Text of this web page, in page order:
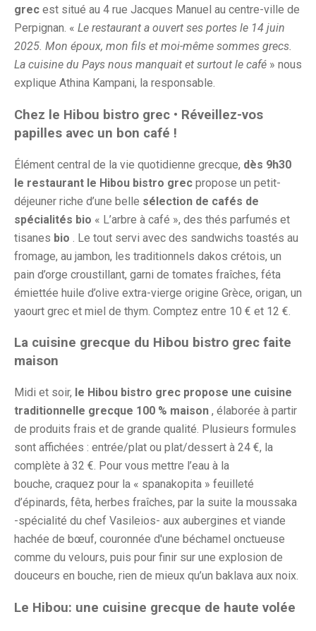
grec est situé au 4 rue Jacques Manuel au centre-ville de
Perpignan. « Le restaurant a ouvert ses portes le 14 juin
2025. Mon époux, mon fils et moi-même sommes grecs.
La cuisine du Pays nous manquait et surtout le café » nous
explique Athina Kampani, la responsable.
Chez le Hibou bistro grec • Réveillez-vos
papilles avec un bon café !
Élément central de la vie quotidienne grecque, dès 9h30
le restaurant le Hibou bistro grec propose un petit-
déjeuner riche d’une belle sélection de cafés de
spécialités bio « L’arbre à café », des thés parfumés et
tisanes bio . Le tout servi avec des sandwichs toastés au
fromage, au jambon, les traditionnels dakos crétois, un
pain d’orge croustillant, garni de tomates fraîches, féta
émiettée huile d’olive extra-vierge origine Grèce, origan, un
yaourt grec et miel de thym. Comptez entre 10 € et 12 €.
La cuisine grecque du Hibou bistro grec faite
maison
Midi et soir, le Hibou bistro grec propose une cuisine
traditionnelle grecque 100 % maison , élaborée à partir
de produits frais et de grande qualité. Plusieurs formules
sont affichées : entrée/plat ou plat/dessert à 24 €, la
complète à 32 €. Pour vous mettre l’eau à la
bouche, craquez pour la « spanakopita » feuilleté
d’épinards, fêta, herbes fraîches, par la suite la moussaka
-spécialité du chef Vasileios- aux aubergines et viande
hachée de bœuf, couronnée d'une béchamel onctueuse
comme du velours, puis pour finir sur une explosion de
douceurs en bouche, rien de mieux qu’un baklava aux noix.
Le Hibou: une cuisine grecque de haute volée